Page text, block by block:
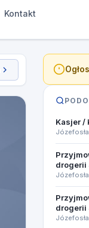
Kontakt
Kasjer /
drogerii
drogerii